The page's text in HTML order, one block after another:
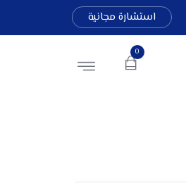
استشارة مجانية
0